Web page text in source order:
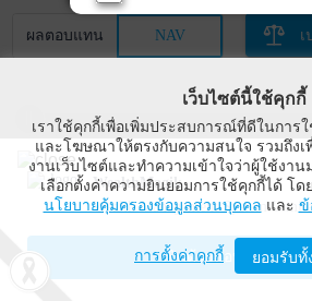
ผลตอบแทน NAV เ
WealthMagik
Wealth Management System
เปิดด้วยแอป
เว็บไซต์นี้ใช้คุกกี้
เราใช้คุกกี้เพื่อเพิ่มประสบการณ์ที่ดีในการ
และโฆษณาให้ตรงกับความสนใจ รวมถึงเ
งานเว็บไซต์และทำความเข้าใจว่าผู้ใช้งา
เลือกตั้งค่าความยินยอมการใช้คุกกี้ได้ โ
นโยบายคุ้มครองข้อมูลส่วนบุคคล และ ข้
การตั้งค่าคุกกี้ ยอมรับทั้